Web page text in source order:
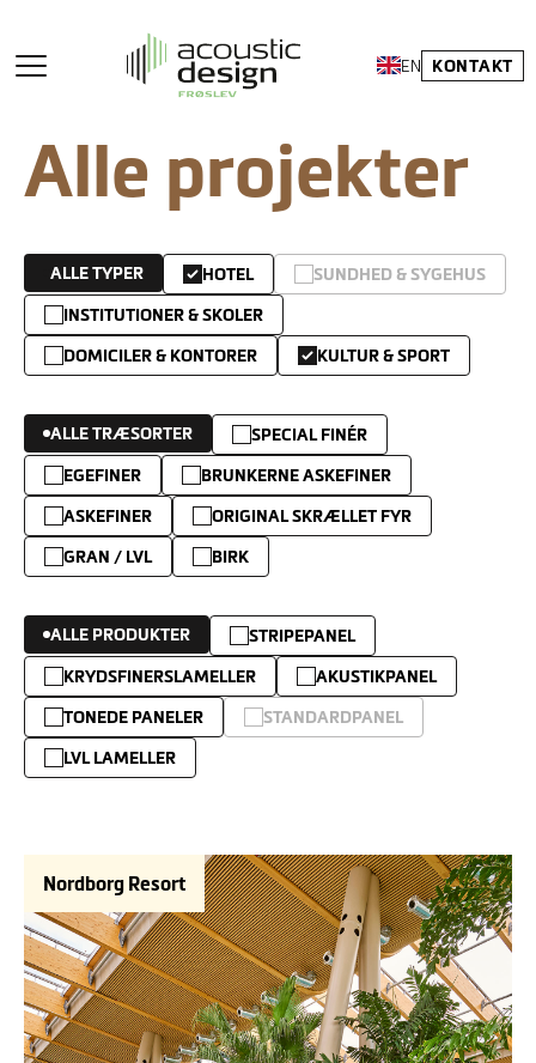
EN KONTAKT
Alle projekter
ALLE TYPER HOTEL
SUNDHED & SYGEHUS
INSTITUTIONER & SKOLER
DOMICILER & KONTORER
KULTUR & SPORT
ALLE TRÆSORTER
SPECIAL FINÉR
EGEFINER
BRUNKERNE ASKEFINER
ASKEFINER
ORIGINAL SKRÆLLET FYR
GRAN / LVL
BIRK
ALLE PRODUKTER
STRIPEPANEL
KRYDSFINERSLAMELLER
AKUSTIKPANEL
TONEDE PANELER
STANDARDPANEL
LVL LAMELLER
Nordborg Resort